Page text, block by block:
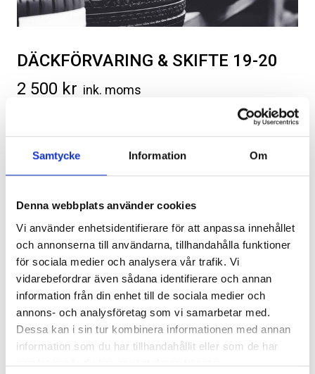
Samtycke Information Om
Denna webbplats använder cookies
Vi använder enhetsidentifierare för att anpassa innehållet
och annonserna till användarna, tillhandahålla funktioner
för sociala medier och analysera vår trafik. Vi
vidarebefordrar även sådana identifierare och annan
information från din enhet till de sociala medier och
annons- och analysföretag som vi samarbetar med.
Dessa kan i sin tur kombinera informationen med annan
information som du har tillhandahållit eller som de har
samlat in när du har använt deras tjänster.
Välj alternativ Lägg i varukorg
Artikelnr:RA0109
808
Artikelnr:
1 960
kr
DÄCKFÖRVARING & SKIFTE 19-20
2 500 kr ink. moms
Kategorier:Däck/Hjul,Dodge Charger
Artikelnr:
DO2055
Lägg i varukorg
Omgående leverans.
Relaterade produkter